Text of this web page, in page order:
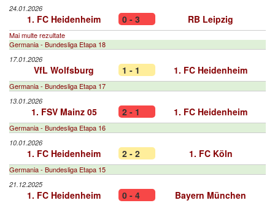
24.01.2026
1. FC Heidenheim 0 - 3 RB Leipzig
Mai multe rezultate
Germania - Bundesliga Etapa 18
17.01.2026
VfL Wolfsburg 1 - 1 1. FC Heidenheim
Germania - Bundesliga Etapa 17
13.01.2026
1. FSV Mainz 05 2 - 1 1. FC Heidenheim
Germania - Bundesliga Etapa 16
10.01.2026
1. FC Heidenheim 2 - 2 1. FC Köln
Germania - Bundesliga Etapa 15
21.12.2025
1. FC Heidenheim 0 - 4 Bayern München